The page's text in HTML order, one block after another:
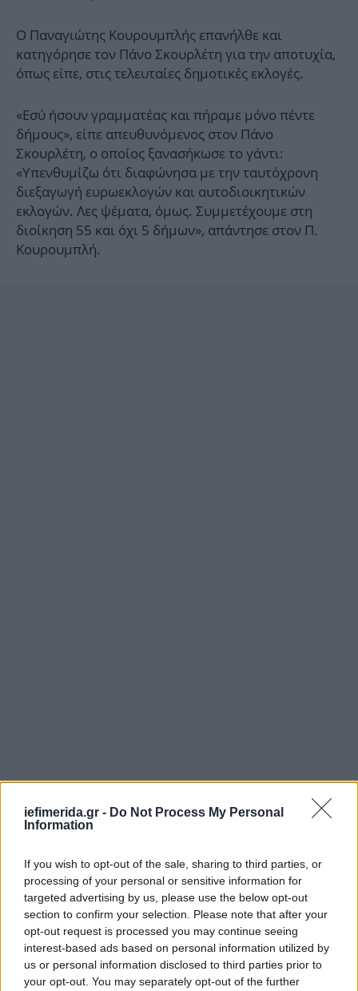
iefimerida.gr - Do Not Process My Personal
Information
If you wish to opt-out of the sale, sharing to third parties, or
processing of your personal or sensitive information for
targeted advertising by us, please use the below opt-out
section to confirm your selection. Please note that after your
opt-out request is processed you may continue seeing
interest-based ads based on personal information utilized by
us or personal information disclosed to third parties prior to
your opt-out. You may separately opt-out of the further
Ο Παναγιώτης Κουρουμπλής επανήλθε και
κατηγόρησε τον Πάνο Σκουρλέτη για την αποτυχία,
όπως είπε, στις τελευταίες δημοτικές εκλογές.
«Εσύ ήσουν γραμματέας και πήραμε μόνο πέντε
δήμους», είπε απευθυνόμενος στον Πάνο
Σκουρλέτη, ο οποίος ξανασήκωσε το γάντι:
«Υπενθυμίζω ότι διαφώνησα με την ταυτόχρονη
διεξαγωγή ευρωεκλογών και αυτοδιοικητικών
εκλογών. Λες ψέματα, όμως. Συμμετέχουμε στη
διοίκηση 55 και όχι 5 δήμων», απάντησε στον Π.
Κουρουμπλή.
Αιχμές Κουρουμπλή-Σπίρτζη κατά Φίλη-Δρίτσα για το
Ελληνικό
Παράλληλα, ο κ. Κουρουμπλής αλλά και ο Χρήστος
Σπίρτζης έθεσαν το θέμα της διαφοροποίησηςΦίλη
και Δρίτσα στην ψηφοφορία για το Ελληνικό.